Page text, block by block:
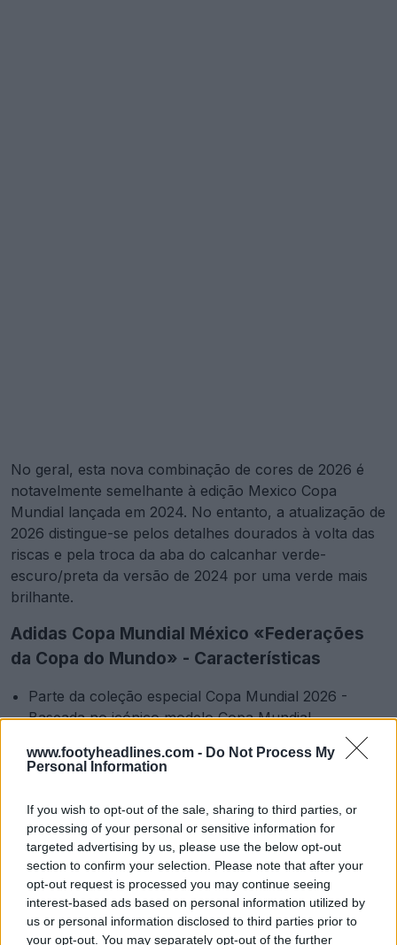
www.footyheadlines.com - Do Not Process My
Personal Information
If you wish to opt-out of the sale, sharing to third parties, or
processing of your personal or sensitive information for
targeted advertising by us, please use the below opt-out
section to confirm your selection. Please note that after your
opt-out request is processed you may continue seeing
interest-based ads based on personal information utilized by
us or personal information disclosed to third parties prior to
your opt-out. You may separately opt-out of the further
No geral, esta nova combinação de cores de 2026 é
notavelmente semelhante à edição Mexico Copa
Mundial lançada em 2024. No entanto, a atualização de
2026 distingue-se pelos detalhes dourados à volta das
riscas e pela troca da aba do calcanhar verde-
escuro/preta da versão de 2024 por uma verde mais
brilhante.
Adidas Copa Mundial México «Federações
da Copa do Mundo» - Características
Parte da coleção especial Copa Mundial 2026 -
Baseada no icónico modelo Copa Mundial
canguru premium (K-leather) para um ajuste macio,
Sola:
Sola durável em poliuretano (PU) injetada
diretamente, concebida para oferecer estabilidade
Configuração dos pitões:12 pitões cónicos
clássicos, que reduzem a pressão
Língua dobrável
Peso:Aproximadamente 320 gramas (tamanho 8,5
US), bem mais pesadas do que as alternativas